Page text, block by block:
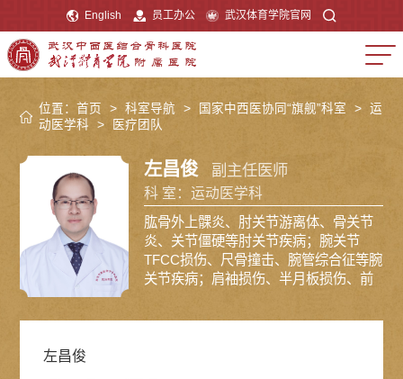
English 员工办公 武汉体育学院官网
位置： 首页 > 科室导航 > 国家中西医协同“旗舰”科室 > 运
动医学科
> 医疗团队
左昌俊 副主任医师
科 室：运动医学科
肱骨外上髁炎、肘关节游离体、骨关节
炎、关节僵硬等肘关节疾病；腕关节
TFCC损伤、尺骨撞击、腕管综合征等腕
关节疾病；肩袖损伤、半月板损伤、前
伤/不稳、距骨骨软骨损伤、足拇外翻等
左昌俊